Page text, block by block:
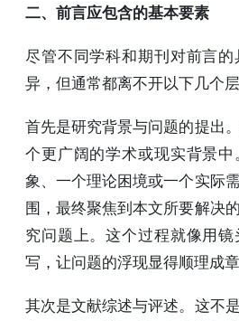
二、前言应包含的基本要素
尽管不同学科和期刊对前言
异，但通常都离不开以下几个
首先是研究背景与问题的提出
个更广阔的学术或现实背景
象、一个理论困境或一个实际
围，最终聚焦到本文所要解决
究问题上。这个过程就像用
写，让问题的浮现显得顺理成章
其次是文献综述与评述。这不